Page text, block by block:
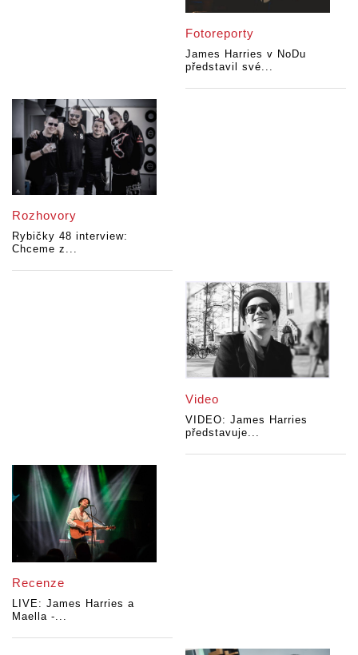
Fotoreporty
James Harries v NoDu
představil své...
Rozhovory
Rybičky 48 interview:
Chceme z...
Video
VIDEO: James Harries
představuje...
Recenze
LIVE: James Harries a
Maella -...